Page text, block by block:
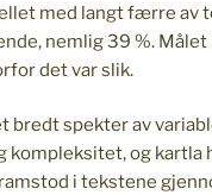
med langt færre av
nemlig 39 %.
det var slik.
bredt spekter av
kompleksitet, og kartla
i tekstene